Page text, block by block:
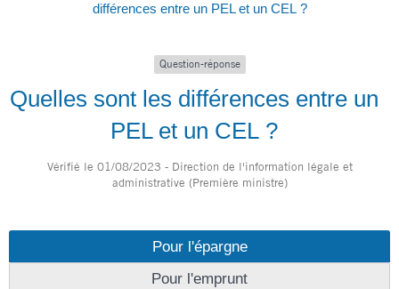
différences entre un PEL et un CEL ?
Question-réponse
Quelles sont les différences entre un
PEL et un CEL ?
Vérifié le 01/08/2023 - Direction de l'information légale et
administrative (Première ministre)
Pour l'épargne
Pour l'emprunt